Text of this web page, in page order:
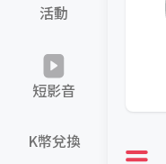
活動
短影音
K幣兌換